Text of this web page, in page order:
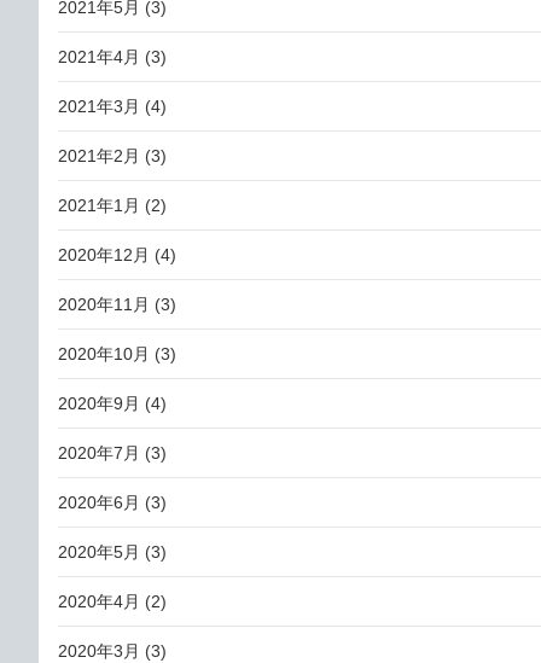
2021年5月 (3)
2021年4月 (3)
2021年3月 (4)
2021年2月 (3)
2021年1月 (2)
2020年12月 (4)
2020年11月 (3)
2020年10月 (3)
2020年9月 (4)
2020年7月 (3)
2020年6月 (3)
2020年5月 (3)
2020年4月 (2)
2020年3月 (3)